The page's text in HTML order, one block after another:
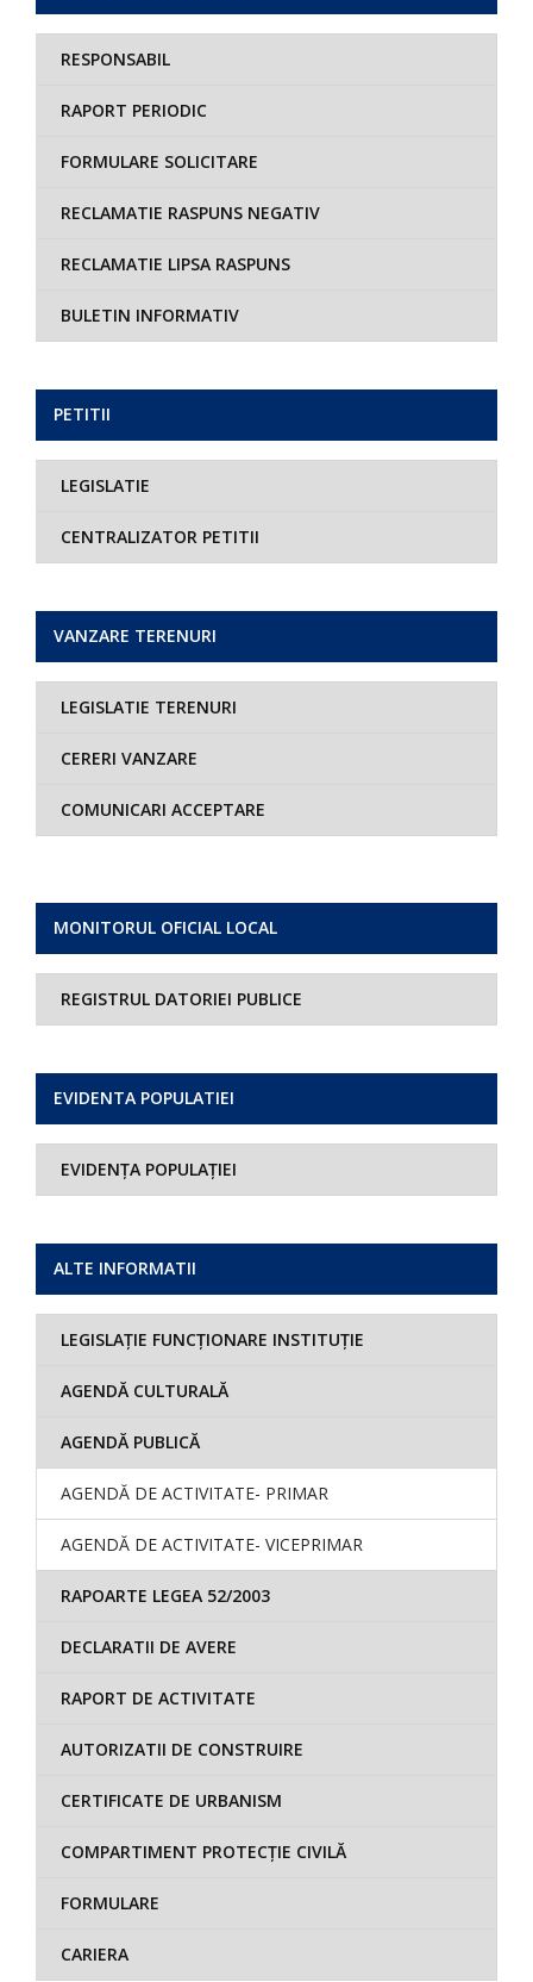
MONITORUL OFICIAL LOCAL
REGISTRUL DATORIEI PUBLICE
EVIDENTA POPULATIEI
EVIDENȚA POPULAȚIEI
ALTE INFORMATII
LEGISLAȚIE FUNCȚIONARE INSTITUȚIE
AGENDĂ CULTURALĂ
AGENDĂ PUBLICĂ
AGENDĂ DE ACTIVITATE- PRIMAR
AGENDĂ DE ACTIVITATE- VICEPRIMAR
RAPOARTE LEGEA 52/2003
DECLARATII DE AVERE
RAPORT DE ACTIVITATE
AUTORIZATII DE CONSTRUIRE
CERTIFICATE DE URBANISM
COMPARTIMENT PROTECȚIE CIVILĂ
FORMULARE
CARIERA
RESPONSABIL
RAPORT PERIODIC
FORMULARE SOLICITARE
RECLAMATIE RASPUNS NEGATIV
RECLAMATIE LIPSA RASPUNS
BULETIN INFORMATIV
PETITII
LEGISLATIE
CENTRALIZATOR PETITII
VANZARE TERENURI
LEGISLATIE TERENURI
CERERI VANZARE
COMUNICARI ACCEPTARE